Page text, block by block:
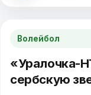
Волейбол
«Уралочка-
сербскую